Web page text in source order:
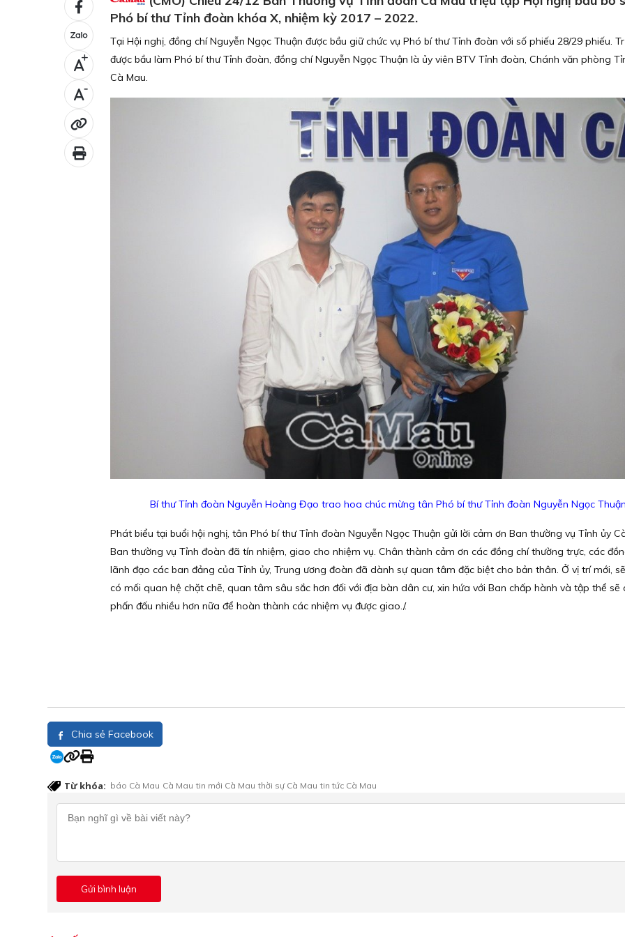
+
-
Phó bí thư Tỉnh đoàn khóa X, nhiệm kỳ 2017 – 2022.
Tại Hội nghị, đồng chí Nguyễn Ngọc Thuận được bầu giữ chức vụ Phó bí thư Tỉnh đoàn với số phiếu 28/29 phiếu.
được bầu làm Phó bí thư Tỉnh đoàn, đồng chí Nguyễn Ngọc Thuận là ủy viên BTV Tỉnh đoàn, Chánh văn phòng
Cà Mau.
Bí thư Tỉnh đoàn Nguyễn Hoàng Đạo trao hoa chúc mừng tân Phó bí thư Tỉnh đoàn Nguyễn Ngọc
Phát biểu tại buổi hội nghị, tân Phó bí thư Tỉnh đoàn Nguyễn Ngọc Thuận gửi lời cảm ơn Ban thường vụ Tỉnh ủy
Ban thường vụ Tỉnh đoàn đã tín nhiệm, giao cho nhiệm vụ. Chân thành cảm ơn các đồng chí thường trực, các
lãnh đạo các ban đảng của Tỉnh ủy, Trung ương đoàn đã dành sự quan tâm đặc biệt cho bản thân. Ở vị trí mới,
có mối quan hệ chặt chẽ, quan tâm sâu sắc hơn đối với địa bàn dân cư, xin hứa với Ban chấp hành và tập thể sẽ
phấn đấu nhiều hơn nữa để hoàn thành các nhiệm vụ được giao./.
Chia sẻ Facebook
Từ khóa: báo Cà Mau Cà Mau tin mới Cà Mau thời sự Cà Mau tin tức Cà Mau